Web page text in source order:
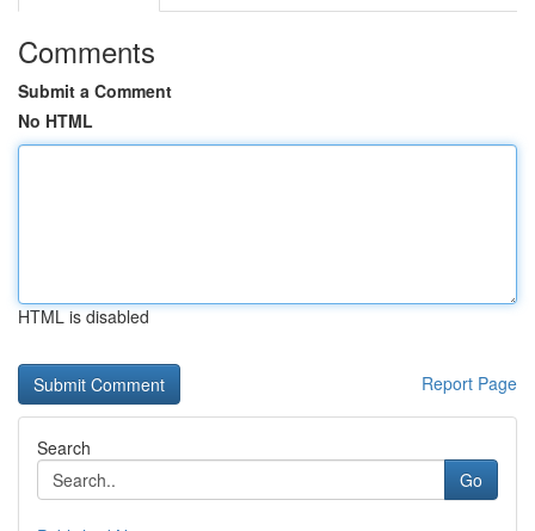
Comments
Submit a Comment
No HTML
HTML is disabled
Report Page
Search
Go